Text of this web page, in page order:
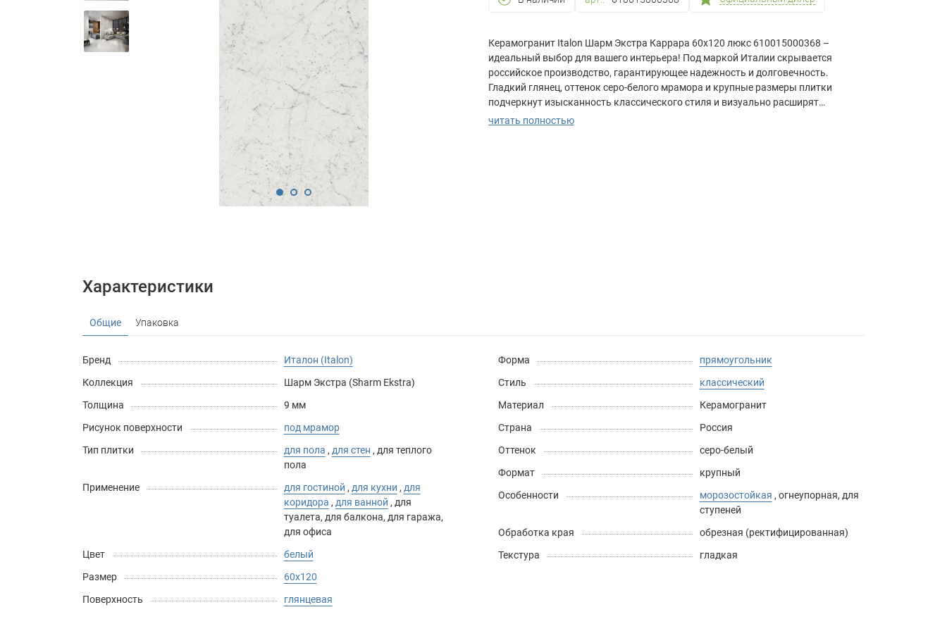
Керамогранит Italon Шарм Экстра Каррара 60х120 люкс 610015000368 –
идеальный выбор для вашего интерьера! Под маркой Италии скрывается
российское производство, гарантирующее надежность и долговечность.
Гладкий глянец, оттенок серо-белого мрамора и крупные размеры плитки
подчеркнут изысканность классического стиля и визуально расширят
пространство. Подходит для любых помещений: от кухонь до офисов; и систем
читать полностью
Характеристики
Общие Упаковка
Бренд
Италон (Italon)
Коллекция
Шарм Экстра (Sharm Ekstra)
Толщина
9 мм
Рисунок поверхности
под мрамор
Тип плитки
для пола , для стен , для теплого
пола
Применение
для гостиной , для кухни , для
коридора , для ванной , для
туалета, для балкона, для гаража,
для офиса
Цвет
белый
Размер
60х120
Поверхность
глянцевая
Форма
прямоугольник
Стиль
классический
Материал
Керамогранит
Страна
Россия
Оттенок
серо-белый
Формат
крупный
Особенности
морозостойкая , огнеупорная, для
ступеней
Обработка края
обрезная (ректифицированная)
Текстура
гладкая